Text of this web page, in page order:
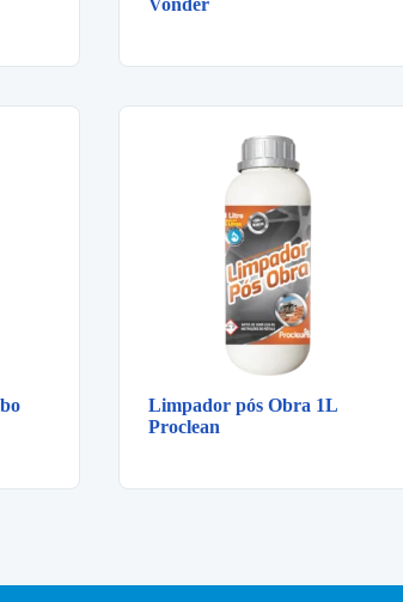
Vonder
Limpador pós Obra 1L
Proclean